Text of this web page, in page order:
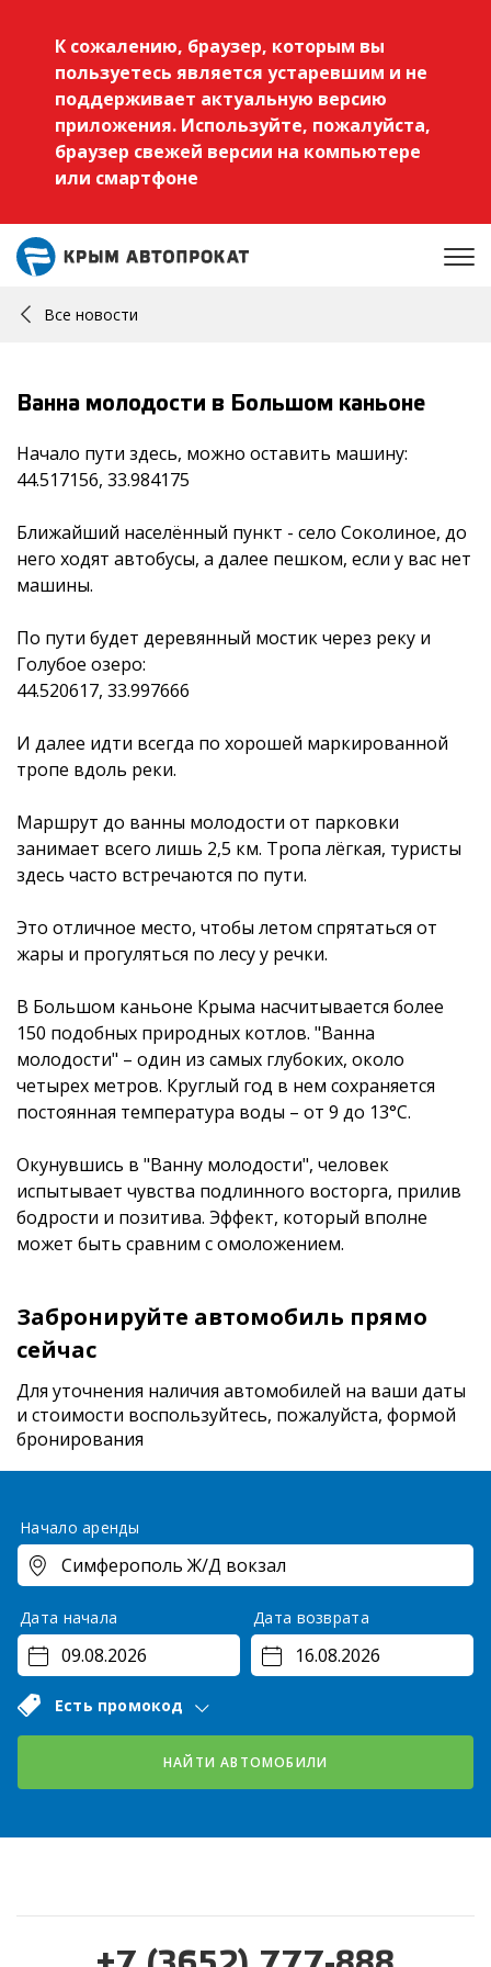
К сожалению, браузер, которым вы
пользуетесь является устаревшим и не
поддерживает актуальную версию
приложения. Используйте, пожалуйста,
браузер свежей версии на компьютере
или смартфоне
Все новости
Ванна молодости в Большом каньоне
Начало пути здесь, можно оставить машину:
44.517156, 33.984175
Ближайший населённый пункт - село Соколиное, до
него ходят автобусы, а далее пешком, если у вас нет
машины.
По пути будет деревянный мостик через реку и
Голубое озеро:
44.520617, 33.997666
И далее идти всегда по хорошей маркированной
тропе вдоль реки.
Маршрут до ванны молодости от парковки
занимает всего лишь 2,5 км. Тропа лёгкая, туристы
здесь часто встречаются по пути.
Это отличное место, чтобы летом спрятаться от
жары и прогуляться по лесу у речки.
В Большом каньоне Крыма насчитывается более
150 подобных природных котлов. "Ванна
молодости" – один из самых глубоких, около
четырех метров. Круглый год в нем сохраняется
постоянная температура воды – от 9 до 13°С.
Окунувшись в "Ванну молодости", человек
испытывает чувства подлинного восторга, прилив
бодрости и позитива. Эффект, который вполне
может быть сравним с омоложением.
Забронируйте автомобиль прямо
сейчас
Для уточнения наличия автомобилей на ваши даты
и стоимости воспользуйтесь, пожалуйста, формой
бронирования
Начало аренды
Дата начала Дата возврата
Есть промокод
НАЙТИ АВТОМОБИЛИ